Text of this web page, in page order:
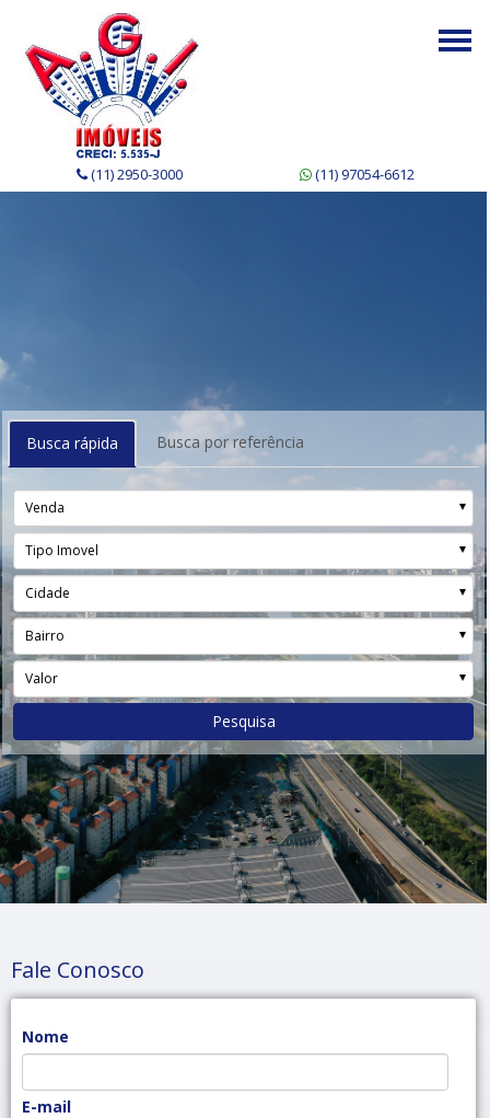
(11) 2950-3000 (11) 97054-6612
Busca rápida Busca por referência
Venda
Tipo Imovel
Cidade
Bairro
Valor
Pesquisa
Fale Conosco
Nome
E-mail